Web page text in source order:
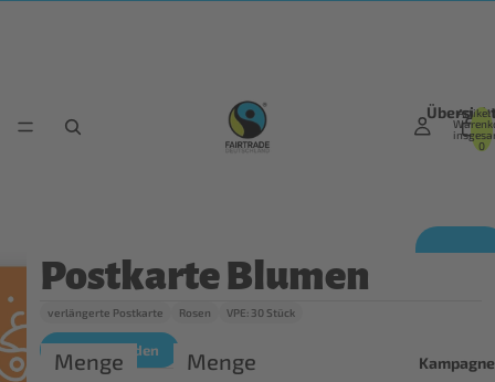
Artikel
0
Postkarte Blumen
verlängerte Postkarte Rosen VPE: 30 Stück
Herunterladen
Menge
Menge